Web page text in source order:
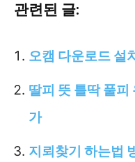
관련된 글:
오캠 다운로드 설
딸피 뜻 틀딱 풀피
가
지뢰찾기 하는법